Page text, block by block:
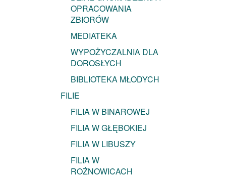
OPRACOWANIA
ZBIORÓW
MEDIATEKA
WYPOŻYCZALNIA DLA
DOROSŁYCH
BIBLIOTEKA MŁODYCH
FILIE
FILIA W BINAROWEJ
FILIA W GŁĘBOKIEJ
FILIA W LIBUSZY
FILIA W
ROŻNOWICACH